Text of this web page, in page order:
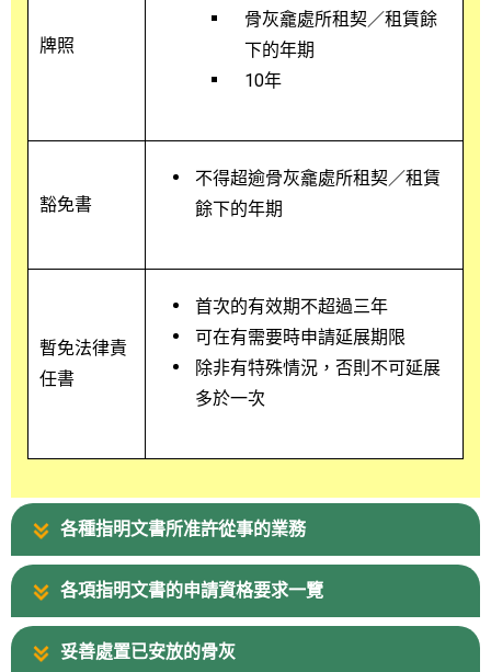
牌照
骨灰龕處所租契／租賃餘
下的年期
10年
豁免書
不得超逾骨灰龕處所租契／租賃
餘下的年期
暫免法律責
任書
首次的有效期不超過三年
可在有需要時申請延展期限
除非有特殊情況，否則不可延展
多於一次
各種指明文書所准許從事的業務
各項指明文書的申請資格要求一覽
妥善處置已安放的骨灰